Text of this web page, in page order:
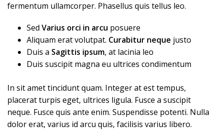
fermentum ullamcorper. Phasellus quis tellus leo.
Sed Varius orci in arcu posuere
Aliquam erat volutpat. Curabitur neque justo
Duis a Sagittis ipsum, at lacinia leo
Duis suscipit magna eu ultrices condimentum
In sit amet tincidunt quam. Integer at est tempus,
placerat turpis eget, ultrices ligula. Fusce a suscipit
neque. Fusce quis ante enim. Suspendisse potenti. Nulla
dolor erat, varius id arcu quis, facilisis varius libero.